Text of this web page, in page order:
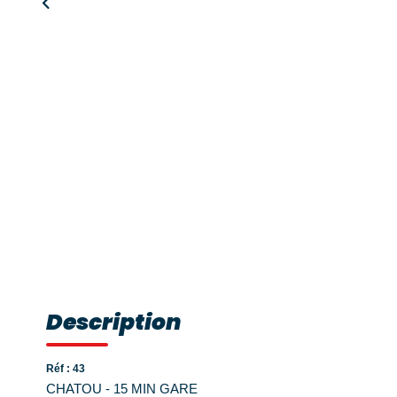
Description
Réf : 43
CHATOU - 15 MIN GARE